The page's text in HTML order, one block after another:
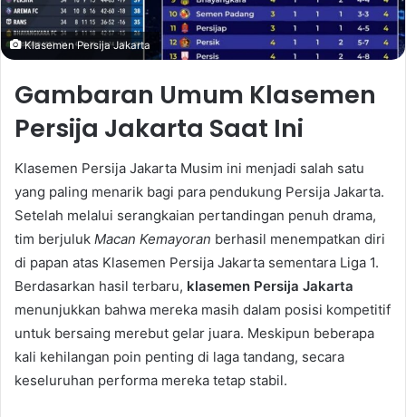
Klasemen Persija Jakarta
Gambaran Umum Klasemen
Persija Jakarta Saat Ini
Klasemen Persija Jakarta Musim ini menjadi salah satu
yang paling menarik bagi para pendukung Persija Jakarta.
Setelah melalui serangkaian pertandingan penuh drama,
tim berjuluk Macan Kemayoran berhasil menempatkan diri
di papan atas Klasemen Persija Jakarta sementara Liga 1.
Berdasarkan hasil terbaru, klasemen Persija Jakarta
menunjukkan bahwa mereka masih dalam posisi kompetitif
untuk bersaing merebut gelar juara. Meskipun beberapa
kali kehilangan poin penting di laga tandang, secara
keseluruhan performa mereka tetap stabil.